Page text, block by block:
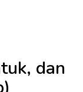
dan